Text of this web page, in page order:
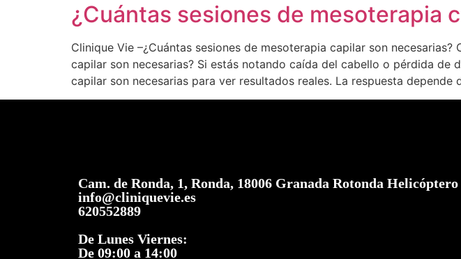
¿Cuántas sesiones de mesoterapia
Clinique Vie –¿Cuántas sesiones de mesoterapia capilar son
capilar son necesarias? Si estás notando caída del cabello o pérdida
capilar son necesarias para ver resultados reales. La respuesta
Cam. de Ronda, 1, Ronda, 18006 Granada Rotonda Helicóptero
info@cliniquevie.es
620552889
De Lunes Viernes:
De 09:00 a 14:00